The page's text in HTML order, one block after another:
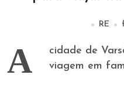
RE
A
cidade de
viagem em